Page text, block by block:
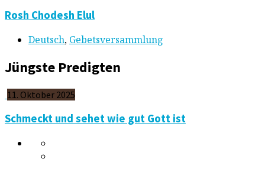
Rosh Chodesh Elul
Deutsch, Gebetsversammlung
Jüngste Predigten
11. Oktober 2025
Schmeckt und sehet wie gut Gott ist